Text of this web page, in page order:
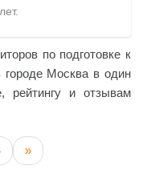
по подготовке к
Москва в один
рейтингу и отзывам
»